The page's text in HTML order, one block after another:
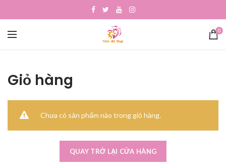
0
Giỏ hàng
Chưa có sản phẩm nào trong giỏ hàng.
QUAY TRỞ LẠI CỬA HÀNG